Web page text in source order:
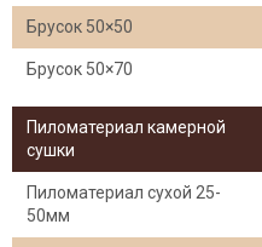
Брусок 50×50
Брусок 50×70
Пиломатериал камерной
сушки
Пиломатериал сухой 25-
50мм